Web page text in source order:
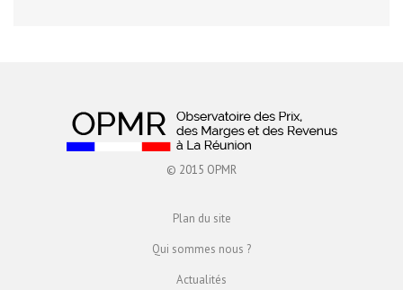
© 2015 OPMR
Plan du site
Qui sommes nous ?
Actualités